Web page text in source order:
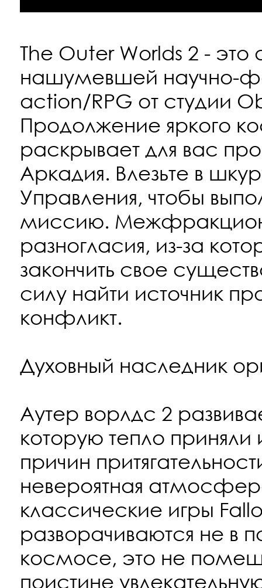
The Outer Worlds 2 -
нашумевшей научно-
action/RPG от студии
Продолжение яркого
раскрывает для вас
Аркадия. Влезьте в
Управления, чтобы
миссию.
разногласия, из-за
закончить свое
силу найти источник
конфликт.
Духовный наследник
Аутер ворлдс 2
которую тепло приняли
причин
невероятная
классические игры
разворачиваются не в
космосе, это не
поистине